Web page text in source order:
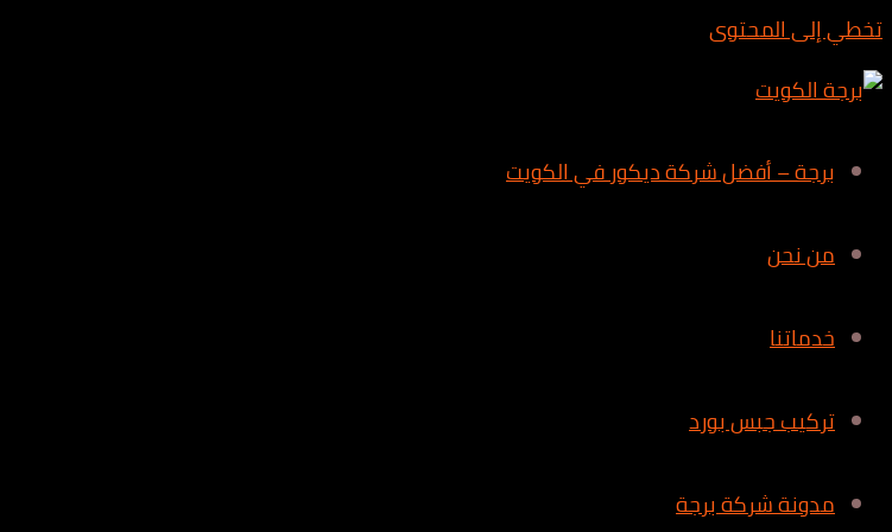
تخطي إلى المحتوى
برجة – أفضل شركة ديكور في الكويت
من نحن
خدماتنا
تركيب جبس بورد
مدونة شركة برجة